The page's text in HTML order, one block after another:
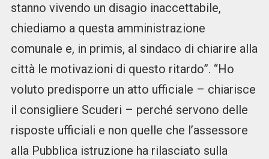
stanno vivendo un disagio inaccettabile,
chiediamo a questa amministrazione
comunale e, in primis, al sindaco di chiarire alla
città le motivazioni di questo ritardo”. “Ho
voluto predisporre un atto ufficiale – chiarisce
il consigliere Scuderi – perché servono delle
risposte ufficiali e non quelle che l’assessore
alla Pubblica istruzione ha rilasciato sulla